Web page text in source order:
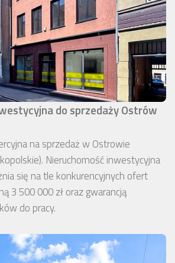
do sprzedaży Ostrów
na sprzedaż w Ostrowie
Nieruchomość inwestycyjna
się na tle konkurencyjnych ofert
3 500 000 zł oraz gwarancją
do pracy.